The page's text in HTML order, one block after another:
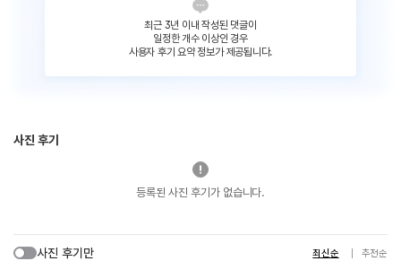
최근 3년 이내 작성된 댓글이
일정한 개수 이상인 경우
사용자 후기 요약 정보가 제공됩니다.
사진 후기
등록된 사진 후기가 없습니다.
사진 후기만 최신순 추천순